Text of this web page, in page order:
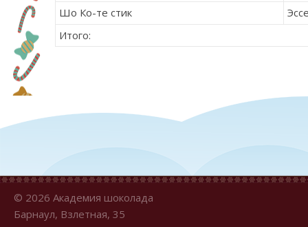
Шо Ко-те стик
Итого:
© 2026 Академия шоколада
Барнаул, Взлетная, 35